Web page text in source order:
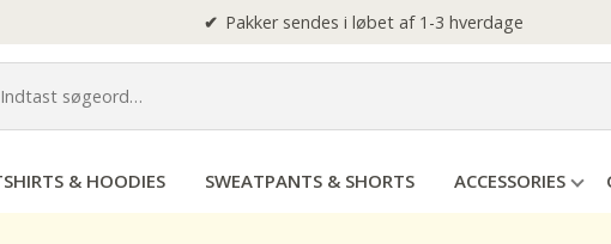
Pakker sendes i løbet af 1-3 hverdage
& HOODIES SWEATPANTS & SHORTS ACCESSORIES